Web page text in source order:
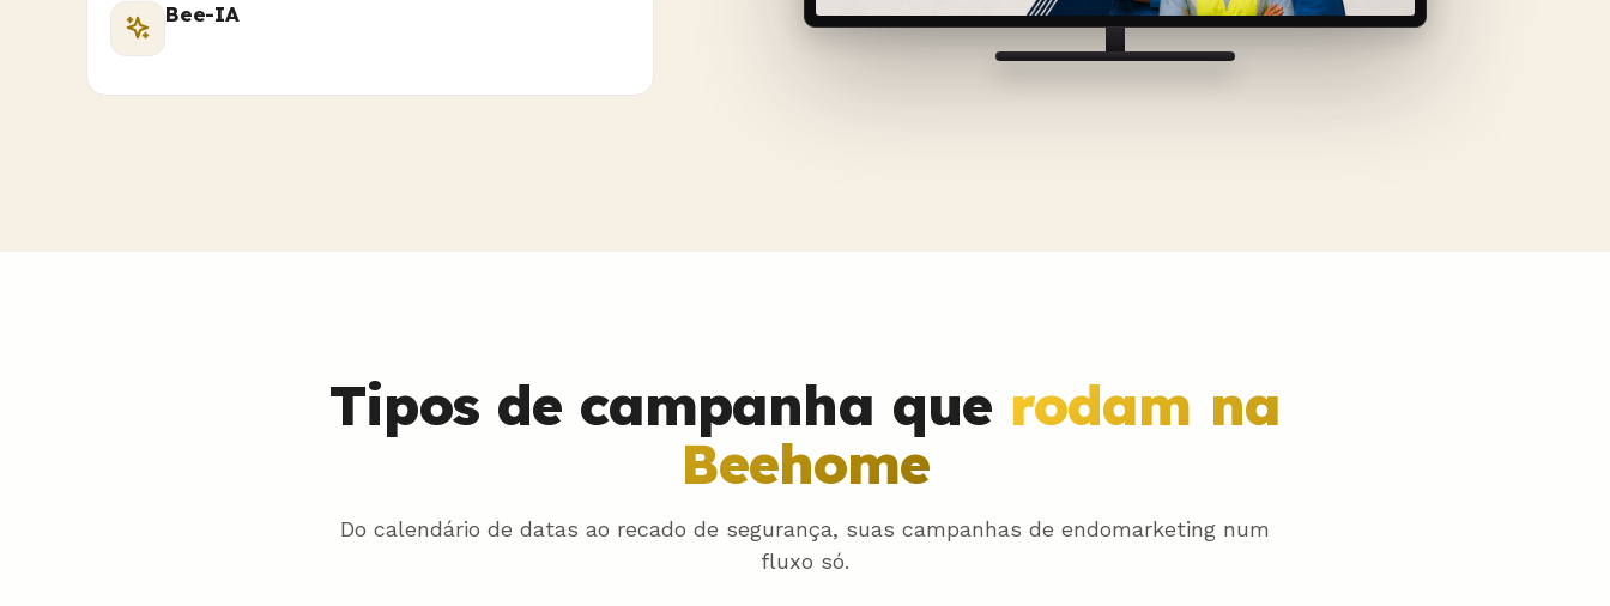
Bee-IA
Tipos de campanha que rodam na
Beehome
Do calendário de datas ao recado de segurança, suas campanhas de endomarketing num
fluxo só.